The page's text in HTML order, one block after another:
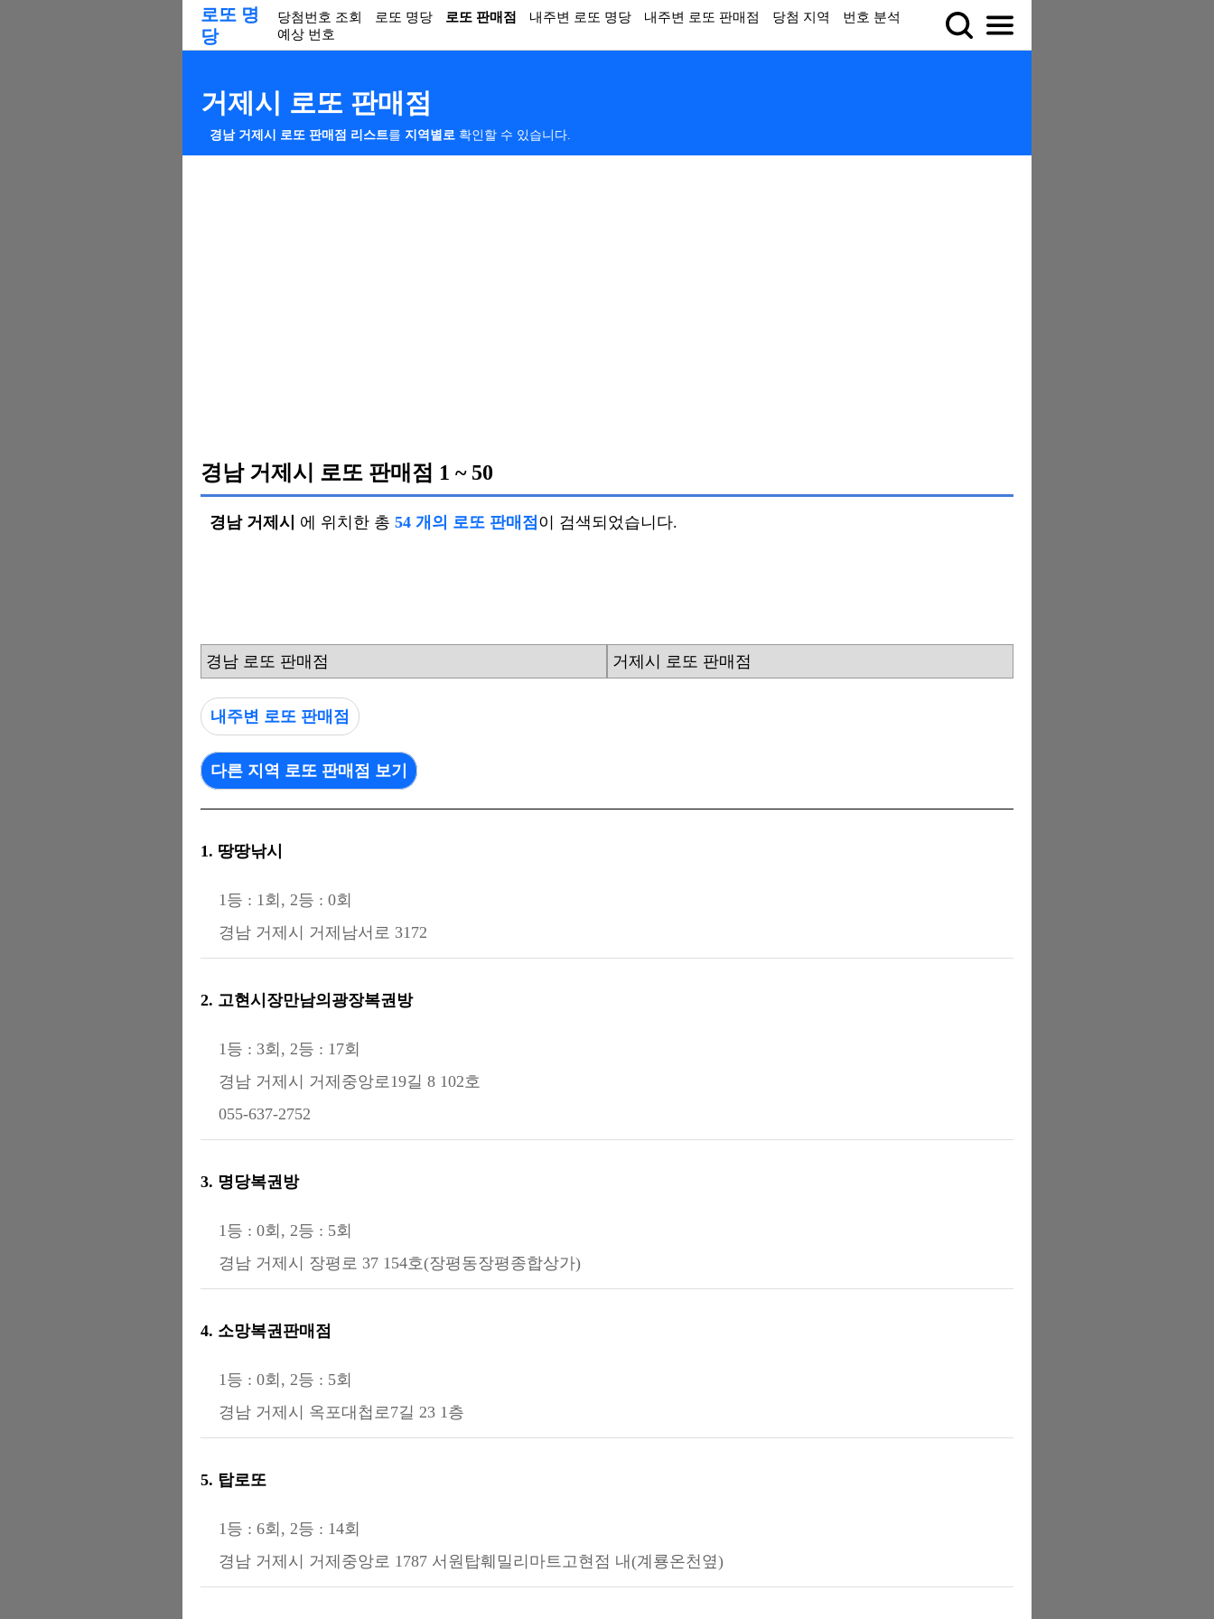
로또 명
당
당첨번호 조회 로또 명당 로또 판매점 내주변 로또 명당 내주변 로또 판매점 당첨 지역
번호 분석
예상 번호
거제시 로또 판매점
경남 거제시 로또 판매점 리스트를 지역별로 확인할 수 있습니다.
경남 거제시 로또 판매점 1 ~ 50
경남 거제시 에 위치한 총 54 개의 로또 판매점 이 검색되었습니다.
경남 로또 판매점 거제시 로또 판매점
내주변 로또 판매점
다른 지역 로또 판매점 보기
1. 땅땅낚시
1등 : 1회, 2등 : 0회
경남 거제시 거제남서로 3172
2. 고현시장만남의광장복권방
1등 : 3회, 2등 : 17회
경남 거제시 거제중앙로19길 8 102호
055-637-2752
3. 명당복권방
1등 : 0회, 2등 : 5회
경남 거제시 장평로 37 154호(장평동장평종합상가)
4. 소망복권판매점
1등 : 0회, 2등 : 5회
경남 거제시 옥포대첩로7길 23 1층
5. 탑로또
1등 : 6회, 2등 : 14회
경남 거제시 거제중앙로 1787 서원탑훼밀리마트고현점 내(계룡온천옆)